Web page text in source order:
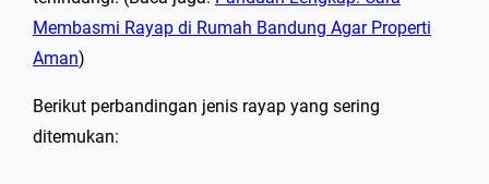
Membasmi Rayap di Rumah Bandung Agar Properti
Aman)
Berikut perbandingan jenis rayap yang sering
ditemukan: